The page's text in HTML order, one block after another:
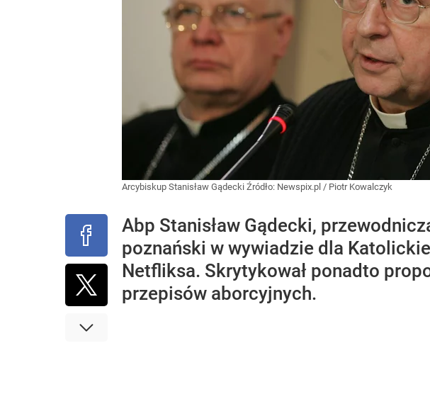
Arcybiskup Stanisław Gądecki Źródło: Newspix.pl / Piotr Kowalczyk
Abp Stanisław Gądecki,
poznański w wywiadzie dla
Netfliksa. Skrytykował ponadto
przepisów aborcyjnych.